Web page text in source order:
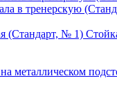
в тренерскую